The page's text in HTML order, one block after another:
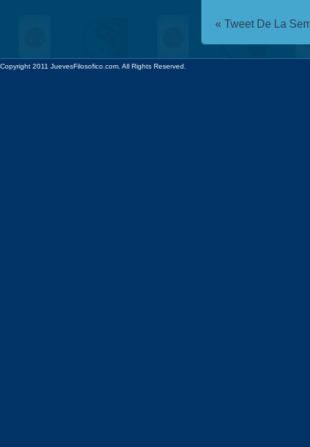
« Tweet De La
Copyright 2011 JuevesFilosofico.com. All Rights Reserved.